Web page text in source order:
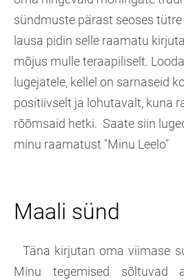
sündmuste pärast seoses
lausa pidin selle raamatu
mõjus mulle teraapiliselt.
lugejatele, kellel on sarnaseid
positiivselt ja lohutavalt, kuna
rõõmsaid hetki. Saate siin
minu raamatust "Minu Leelo"
Maali sünd
Täna kirjutan oma viimase
Minu tegemised